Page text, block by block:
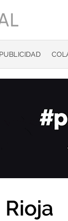
PUBLICIDAD
Rioja